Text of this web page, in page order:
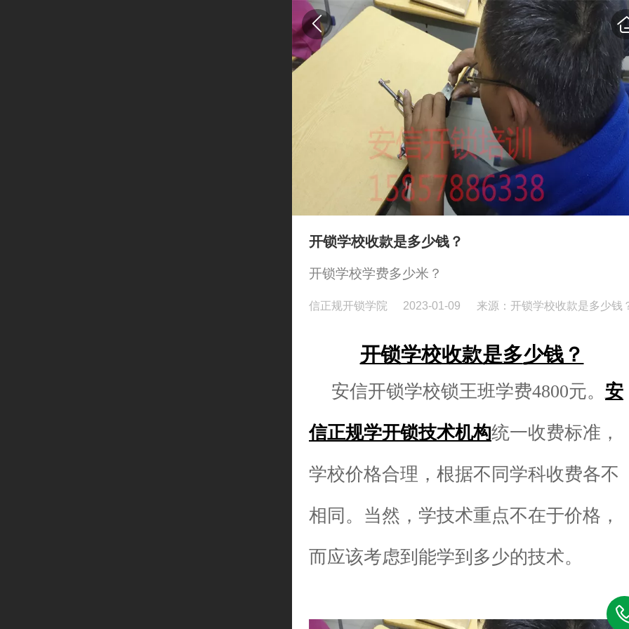
开锁学校收款是多少钱？
开锁学校学费多少米？
信正规开锁学院 2023-01-09 来源：开锁学校收款是多少钱
开锁学校收款是多少钱？
安信开锁学校锁王班学费4800元。 安
信正规学开锁技术机构统一收费标准，
学校价格合理，根据不同学科收费各不
相同。当然， 学技术重点不在于价格，
而应该考虑到能学到多少的技术。